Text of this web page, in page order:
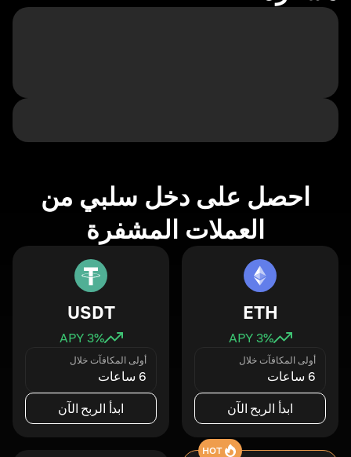
احصل على دخل سلبي من
العملات المشفرة
ETH
3% APY
أولى المكافآت خلال
6 ساعات
ابدأ الربح الآن
USDT
3% APY
أولى المكافآت خلال
6 ساعات
ابدأ الربح الآن
HOT